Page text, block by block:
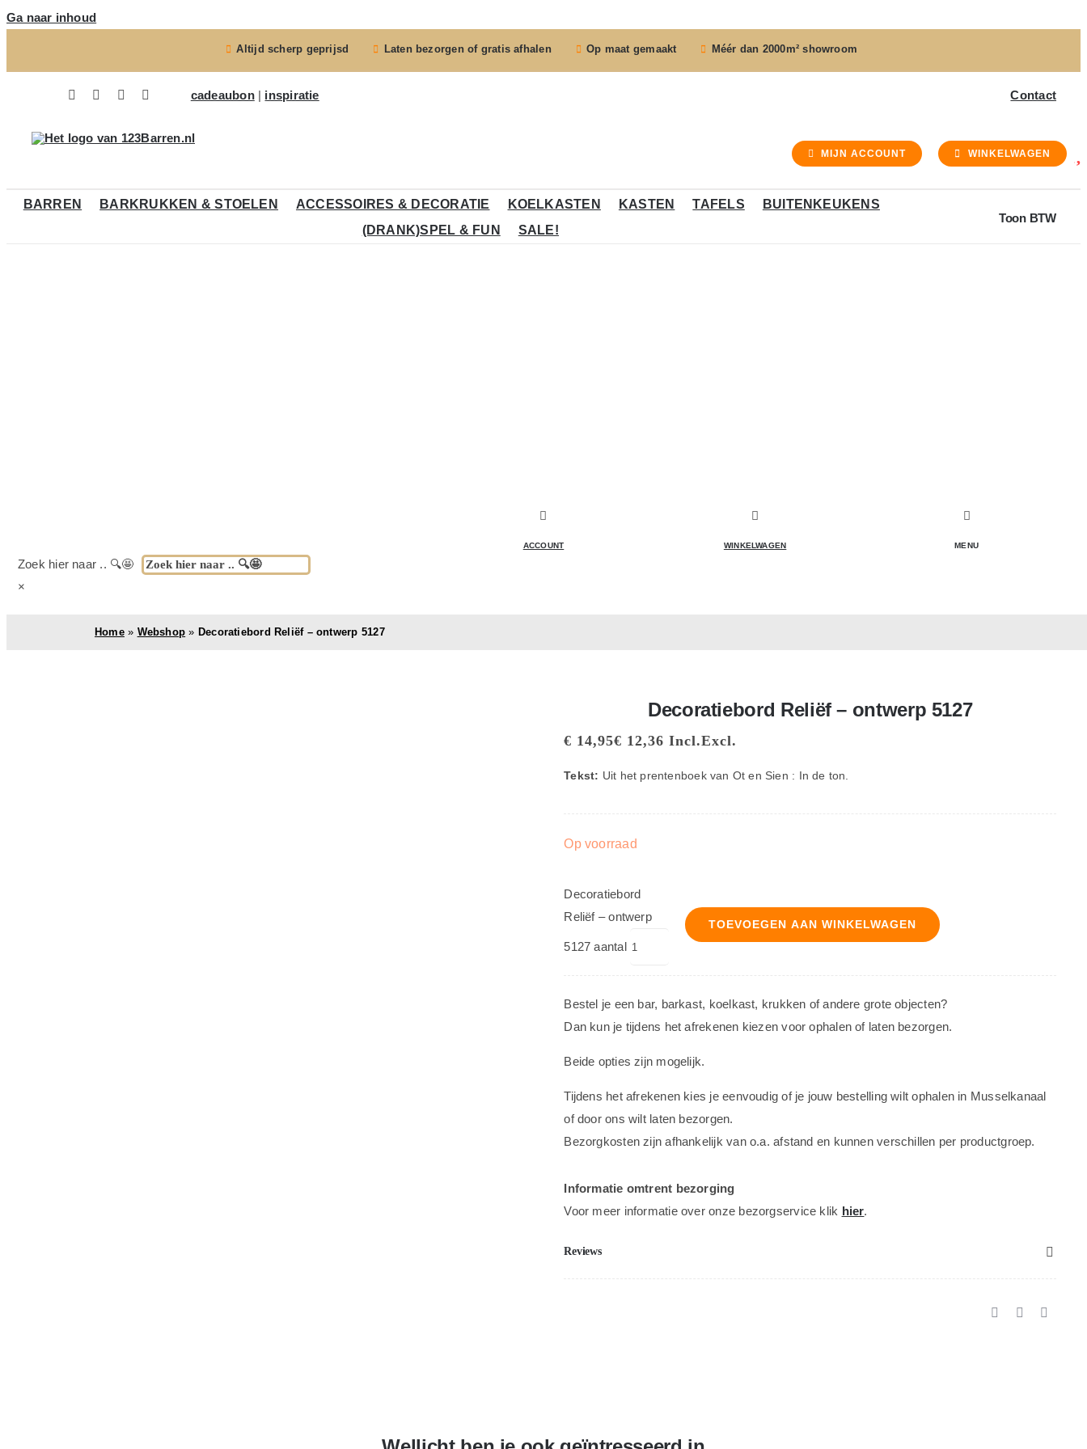
Ga naar inhoud
Altijd scherp geprijsd Laten bezorgen of gratis afhalen Op maat gemaakt Méér dan 2000m² showroom
cadeaubon| inspiratie Contact
MIJN ACCOUNT WINKELWAGEN
BARREN BARKRUKKEN & STOELEN ACCESSOIRES & DECORATIE KOELKASTEN KASTEN TAFELS
BUITENKEUKENS
(DRANK)SPEL & FUN
SALE!
Toon BTW
ACCOUNT WINKELWAGEN MENU
Zoek hier naar .. 🔍🤩
×
Home» Webshop » Decoratiebord Reliëf – ontwerp 5127
Decoratiebord Reliëf – ontwerp 5127
€ 14,95€ 12,36 Incl.Excl.
Tekst: Uit het prentenboek van Ot en Sien : In de ton.
Op voorraad
Decoratiebord
Reliëf – ontwerp
5127 aantal
TOEVOEGEN AAN WINKELWAGEN
Bestel je een bar, barkast, koelkast, krukken of andere grote objecten?
Dan kun je tijdens het afrekenen kiezen voor ophalen of laten bezorgen.
Beide opties zijn mogelijk.
Tijdens het afrekenen kies je eenvoudig of je jouw bestelling wilt ophalen in Musselkanaal
of door ons wilt laten bezorgen.
Bezorgkosten zijn afhankelijk van o.a. afstand en kunnen verschillen per productgroep.
Informatie omtrent bezorging
Voor meer informatie over onze bezorgservice klik hier.
Reviews